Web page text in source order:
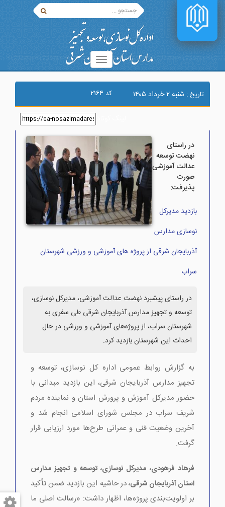
تاریخ : شنبه ۲ خرداد ۱۴۰۵ کد ۲۱۶۴
در راستای
نهضت توسعه
عدالت آموزشی
صورت
پذیرفت:
بازدید مدیرکل
نوسازی مدارس
آذربایجان شرقی از پروژه های آموزشی و ورزشی شهرستان
سراب
در راستای پیشبرد نهضت عدالت آموزشی، مدیرکل نوسازی،
توسعه و تجهیز مدارس آذربایجان شرقی طی سفری به
شهرستان سراب، از پروژه‌های آموزشی و ورزشی در حال
احداث این شهرستان بازدید کرد.
به گزارش روابط عمومی اداره کل نوسازی، توسعه و
تجهیز مدارس آذربایجان شرقی، این بازدید میدانی با
حضور مدیرکل آموزش و پرورش استان و نماینده مردم
شریف سراب در مجلس شورای اسلامی انجام شد و
آخرین وضعیت فنی و عمرانی طرح‌ها مورد ارزیابی قرار
گرفت.
فرهاد فرهودی، مدیرکل نوسازی، توسعه و تجهیز مدارس
استان آذربایجان شرقی،در حاشیه این بازدید ضمن تأکید
بر اولویت‌بندی پروژه‌ها، اظهار داشت: «رسالت اصلی ما